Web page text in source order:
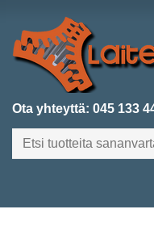
Ota yhteyttä: 045 133